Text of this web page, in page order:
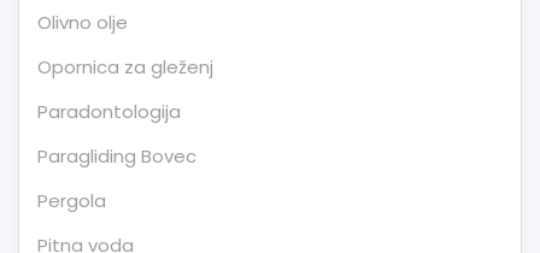
Olivno olje
Opornica za gleženj
Paradontologija
Paragliding Bovec
Pergola
Pitna voda